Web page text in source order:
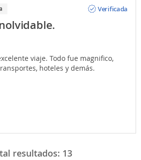
Verificada
viaje. Todo fue magnifico,
hoteles y demás.
resultados: 13